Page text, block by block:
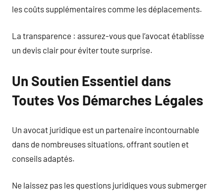
les coûts supplémentaires comme les déplacements.
La transparence : assurez-vous que l’avocat établisse
un devis clair pour éviter toute surprise.
Un Soutien Essentiel dans
Toutes Vos Démarches Légales
Un avocat juridique est un partenaire incontournable
dans de nombreuses situations, offrant soutien et
conseils adaptés.
Ne laissez pas les questions juridiques vous submerger